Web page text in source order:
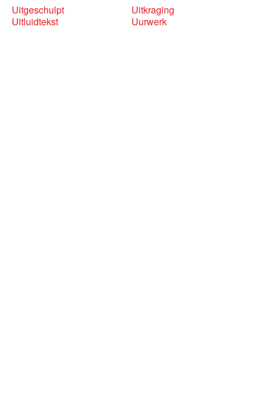
Uitgeschulpt
Uitkraging
Uitluidtekst
Uurwerk